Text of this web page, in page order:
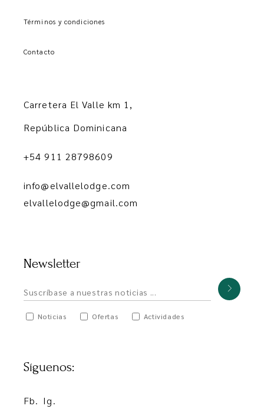
Términos y condiciones
Contacto
Carretera El Valle km 1,
República Dominicana
+54 911 28798609
info@elvallelodge.com
elvallelodge@gmail.com
Newsletter
Noticias Ofertas Actividades
Síguenos:
Fb. Ig.